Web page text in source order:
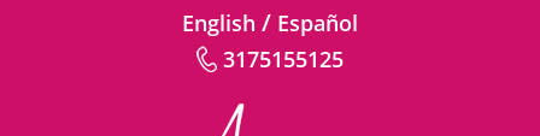
English / Español
3175155125